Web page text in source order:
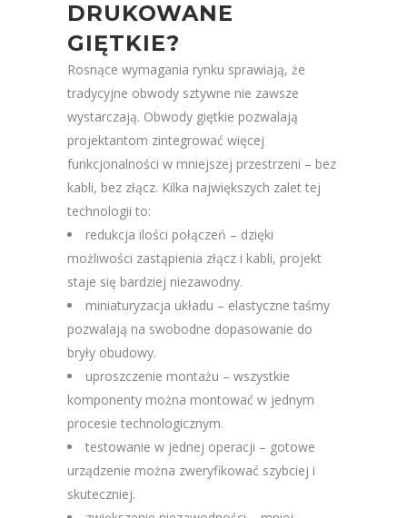
DRUKOWANE
GIĘTKIE?
Rosnące wymagania rynku sprawiają, że
tradycyjne obwody sztywne nie zawsze
wystarczają. Obwody giętkie pozwalają
projektantom zintegrować więcej
funkcjonalności w mniejszej przestrzeni – bez
kabli, bez złącz. Kilka największych zalet tej
technologii to:
redukcja ilości połączeń – dzięki
możliwości zastąpienia złącz i kabli, projekt
staje się bardziej niezawodny.
miniaturyzacja układu – elastyczne taśmy
pozwalają na swobodne dopasowanie do
bryły obudowy.
uproszczenie montażu – wszystkie
komponenty można montować w jednym
procesie technologicznym.
testowanie w jednej operacji – gotowe
urządzenie można zweryfikować szybciej i
skuteczniej.